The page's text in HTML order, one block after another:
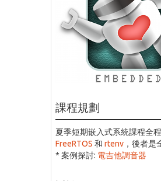
課程規劃
夏季短期嵌入式系統課程全
FreeRTOS 和 rtenv ，後者
* 案例探討: 電吉他調音器